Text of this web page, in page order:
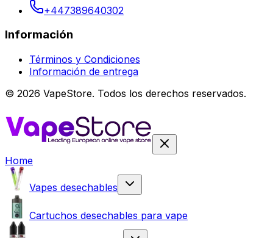
+447389640302
Información
Términos y Condiciones
Información de entrega
© 2026 VapeStore. Todos los derechos reservados.
Home
Vapes desechables
Cartuchos desechables para vape